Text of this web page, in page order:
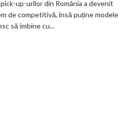
Calul
de
pick-up-urilor din România a devenit
de competitivă, însă puține modele
să îmbine cu...